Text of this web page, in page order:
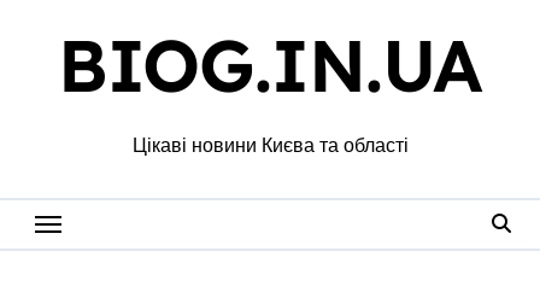
BIOG.IN.UA
Цікаві новини Києва та області